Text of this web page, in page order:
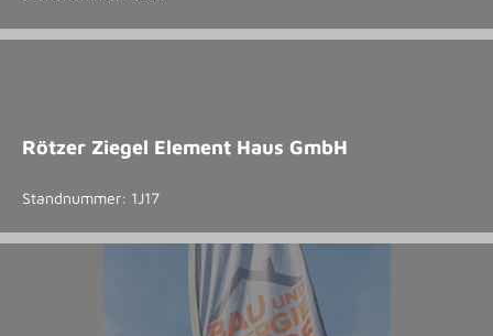
Rötzer Ziegel Element Haus GmbH
Standnummer: 1J17